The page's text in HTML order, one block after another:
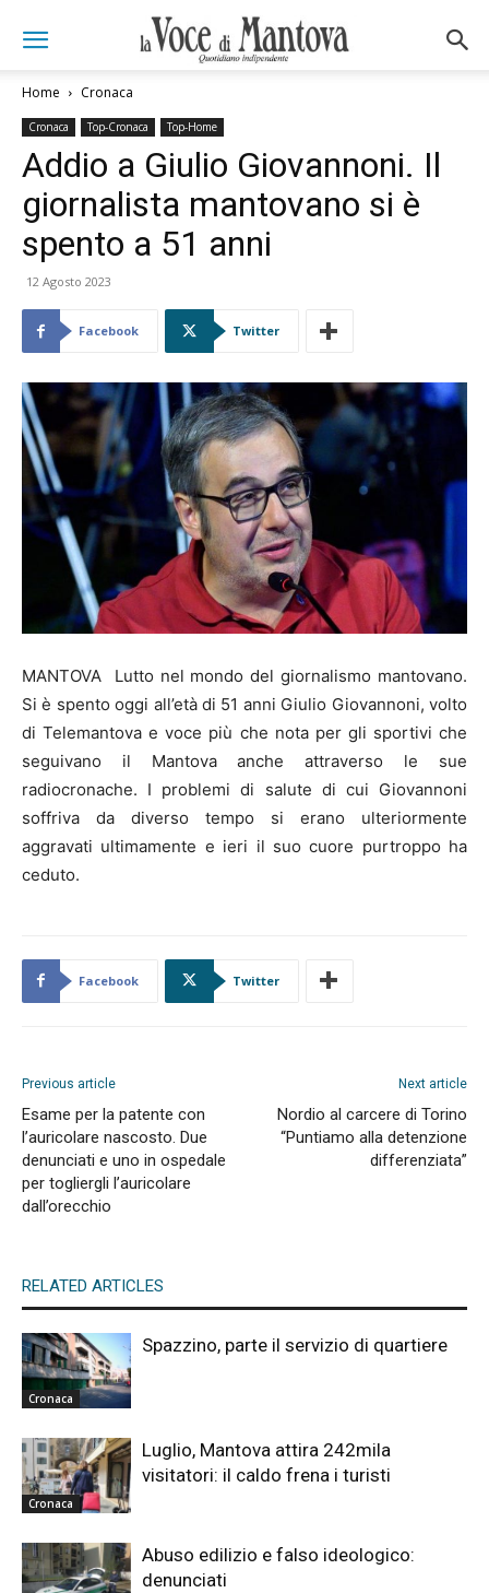
Home Cronaca
Cronaca Top-Cronaca Top-Home
Addio a Giulio Giovannoni. Il
giornalista mantovano si è
spento a 51 anni
12 Agosto 2023
Facebook Twitter
MANTOVA Lutto nel mondo del giornalismo mantovano.
Si è spento oggi all’età di 51 anni Giulio Giovannoni, volto
di Telemantova e voce più che nota per gli sportivi che
seguivano il Mantova anche attraverso le sue
radiocronache. I problemi di salute di cui Giovannoni
soffriva da diverso tempo si erano ulteriormente
aggravati ultimamente e ieri il suo cuore purtroppo ha
ceduto.
Facebook Twitter
Previous article
Esame per la patente con
l’auricolare nascosto. Due
denunciati e uno in ospedale
per togliergli l’auricolare
dall’orecchio
Next article
Nordio al carcere di Torino
“Puntiamo alla detenzione
differenziata”
RELATED ARTICLES
Cronaca
Spazzino, parte il servizio di quartiere
Cronaca
Luglio, Mantova attira 242mila
visitatori: il caldo frena i turisti
Abuso edilizio e falso ideologico:
denunciati